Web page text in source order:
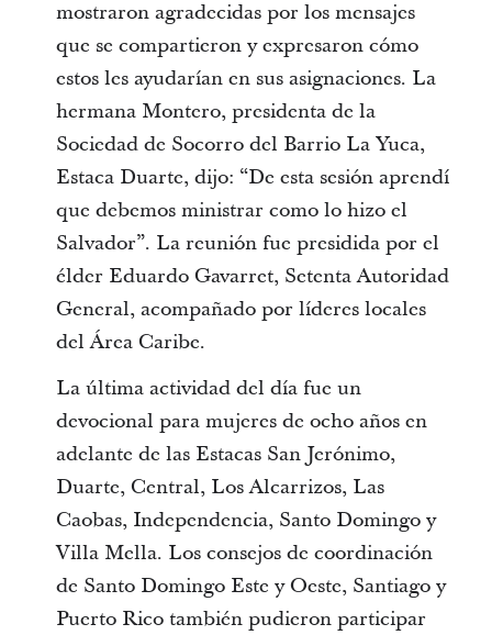
mostraron agradecidas por los mensajes
que se compartieron y expresaron cómo
estos les ayudarían en sus asignaciones. La
hermana Montero, presidenta de la
Sociedad de Socorro del Barrio La Yuca,
Estaca Duarte, dijo: “De esta sesión aprendí
que debemos ministrar como lo hizo el
Salvador”. La reunión fue presidida por el
élder Eduardo Gavarret, Setenta Autoridad
General, acompañado por líderes locales
del Área Caribe.
La última actividad del día fue un
devocional para mujeres de ocho años en
adelante de las Estacas San Jerónimo,
Duarte, Central, Los Alcarrizos, Las
Caobas, Independencia, Santo Domingo y
Villa Mella. Los consejos de coordinación
de Santo Domingo Este y Oeste, Santiago y
Puerto Rico también pudieron participar